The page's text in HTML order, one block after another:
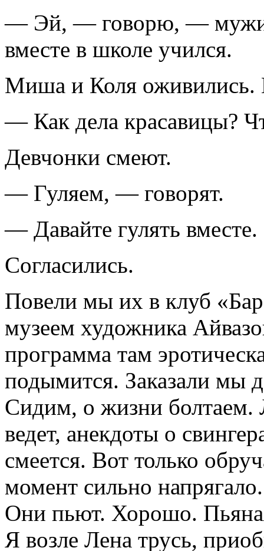
— Эй, — говорю, —
вместе в школе учился.
Миша и Коля оживились.
— Как дела красавицы?
Девчонки смеют.
— Гуляем, — говорят.
— Давайте гулять вместе.
Согласились.
Повели мы их в клуб
музеем художника
программа там
подымится. Заказали мы
Сидим, о жизни болтаем.
ведет, анекдоты о
смеется. Вот только
момент сильно
Они пьют. Хорошо.
Я возле Лена трусь,